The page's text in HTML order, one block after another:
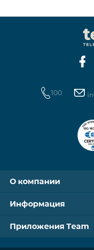
100
О компании
Информация
Приложения Team